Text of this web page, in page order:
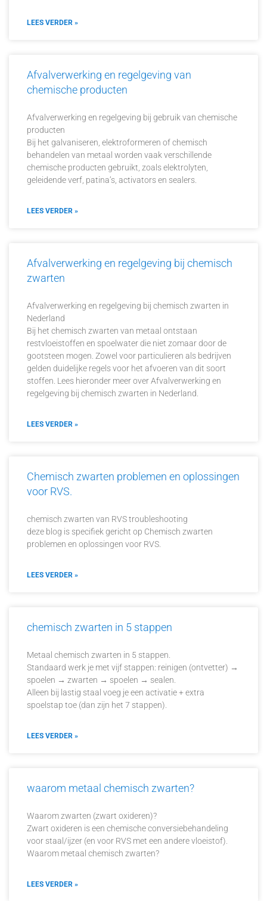
LEES VERDER »
Afvalverwerking en regelgeving van
chemische producten
Afvalverwerking en regelgeving bij gebruik van chemische
producten
Bij het galvaniseren, elektroformeren of chemisch
behandelen van metaal worden vaak verschillende
chemische producten gebruikt, zoals elektrolyten,
geleidende verf, patina’s, activators en sealers.
LEES VERDER »
Afvalverwerking en regelgeving bij chemisch
zwarten
Afvalverwerking en regelgeving bij chemisch zwarten in
Nederland
Bij het chemisch zwarten van metaal ontstaan
restvloeistoffen en spoelwater die niet zomaar door de
gootsteen mogen. Zowel voor particulieren als bedrijven
gelden duidelijke regels voor het afvoeren van dit soort
stoffen. Lees hieronder meer over Afvalverwerking en
regelgeving bij chemisch zwarten in Nederland.
LEES VERDER »
Chemisch zwarten problemen en oplossingen
voor RVS.
chemisch zwarten van RVS troubleshooting
deze blog is specifiek gericht op Chemisch zwarten
problemen en oplossingen voor RVS.
LEES VERDER »
chemisch zwarten in 5 stappen
Metaal chemisch zwarten in 5 stappen.
Standaard werk je met vijf stappen: reinigen (ontvetter) →
spoelen → zwarten → spoelen → sealen.
Alleen bij lastig staal voeg je een activatie + extra
spoelstap toe (dan zijn het 7 stappen).
LEES VERDER »
waarom metaal chemisch zwarten?
Waarom zwarten (zwart oxideren)?
Zwart oxideren is een chemische conversiebehandeling
voor staal/ijzer (en voor RVS met een andere vloeistof).
Waarom metaal chemisch zwarten?
LEES VERDER »